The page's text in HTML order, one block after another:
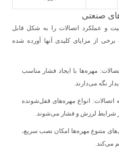
صنعتی
و عملکرد اتصالات را به شکل قابل
از مزایای کلیدی آنها آورده شده
: مهره‌ها با ایجاد فشار مناسب
نگه می‌دارند.
اتصالات: انواع مهره‌های قفل‌شونده
شرایط لرزش و فشار می‌شوند.
متنوع مهره‌ها امکان نصب سریع،
می‌کند.